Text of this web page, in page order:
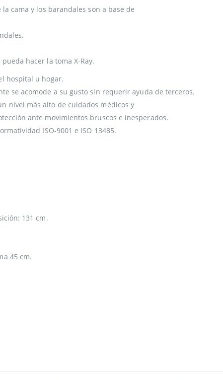
cama y los barandales son a base de
hacer la toma X-Ray.
hospital u hogar.
se acomode a su gusto sin requerir ayuda de terceros.
nivel más alto de cuidados médicos y
ante movimientos bruscos e inesperados.
ISO-9001 e ISO 13485.
131 cm.
45 cm.